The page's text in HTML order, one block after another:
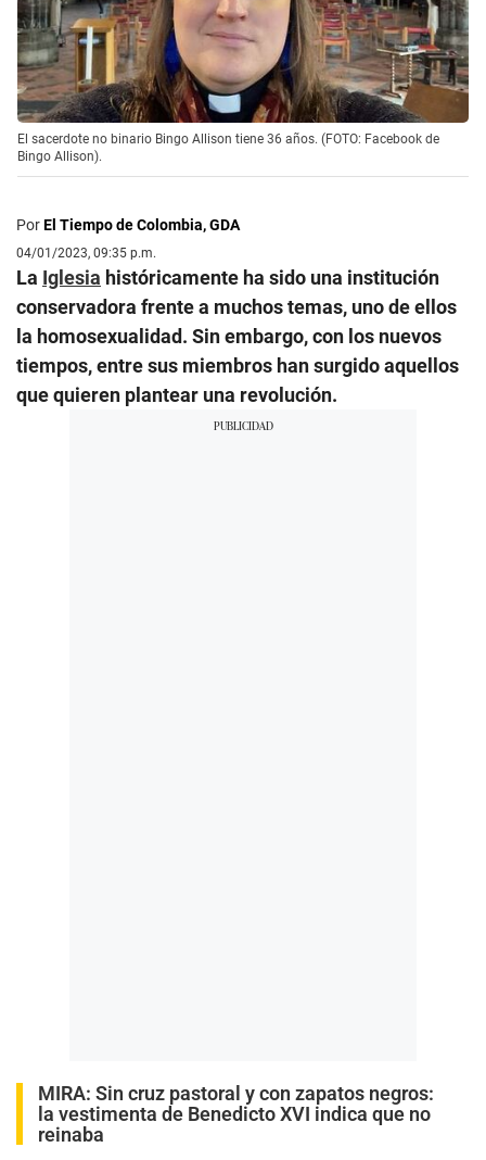
El sacerdote no binario Bingo Allison tiene 36 años. (FOTO: Facebook de
Bingo Allison).
PorEl Tiempo de Colombia, GDA
04/01/2023, 09:35 p.m.
La Iglesia históricamente ha sido una institución
conservadora frente a muchos temas, uno de ellos
la homosexualidad. Sin embargo, con los nuevos
tiempos, entre sus miembros han surgido aquellos
que quieren plantear una revolución.
MIRA: Sin cruz pastoral y con zapatos negros:
la vestimenta de Benedicto XVI indica que no
reinaba